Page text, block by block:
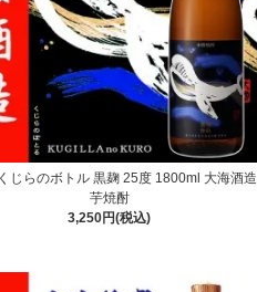
じらのボトル 黒麹 25度 1800ml 大海酒造
芋焼酎
3,250円(税込)